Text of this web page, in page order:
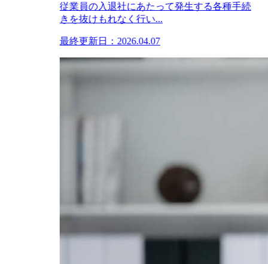
従業員の入退社にあたって発生する各種手続
きを抜けもれなく行い...
最終更新日：2026.04.07